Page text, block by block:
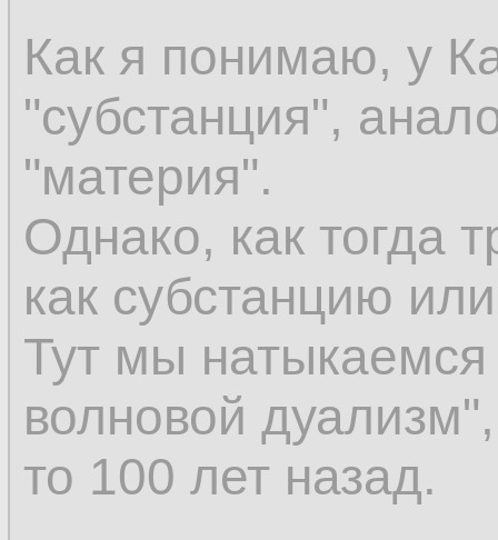
вы должны иметь
этого нечто не
присоединить
что уже
предшествующее
восприятия; но
возникновение к
существовали
существовать до
Как я понимаю, у
"субстанция",
"материя".
Однако, как тогда
как субстанцию
Тут мы
волновой
то 100 лет назад.